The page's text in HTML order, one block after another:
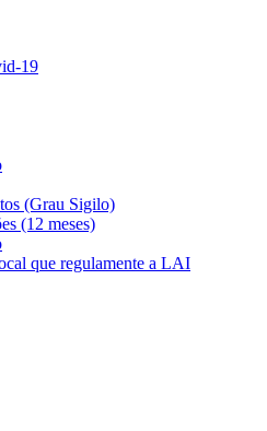
19
(Grau Sigilo)
(12 meses)
que regulamente a LAI